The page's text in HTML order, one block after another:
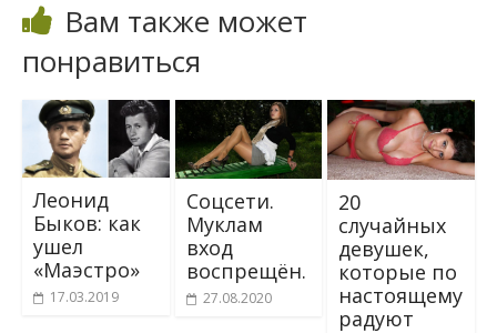
Вам также может
понравиться
Леонид
Быков: как
ушел
«Маэстро»
17.03.2019
Соцсети.
Муклам
вход
воспрещён.
27.08.2020
20
случайных
девушек,
которые по
настоящему
радуют